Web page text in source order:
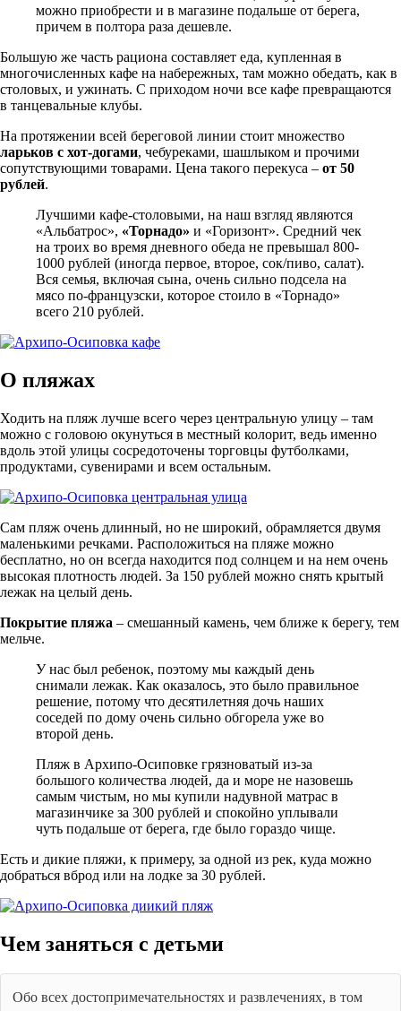
можно приобрести и в магазине подальше от берега,
причем в полтора раза дешевле.
Большую же часть рациона составляет еда, купленная в
многочисленных кафе на набережных, там можно обедать, как в
столовых, и ужинать. С приходом ночи все кафе превращаются
в танцевальные клубы.
На протяжении всей береговой линии стоит множество
ларьков с хот-догами, чебуреками, шашлыком и прочими
сопутствующими товарами. Цена такого перекуса – от 50
рублей.
Лучшими кафе-столовыми, на наш взгляд являются
«Альбатрос», «Торнадо» и «Горизонт». Средний чек
на троих во время дневного обеда не превышал 800-
1000 рублей (иногда первое, второе, сок/пиво, салат).
Вся семья, включая сына, очень сильно подсела на
мясо по-французски, которое стоило в «Торнадо»
всего 210 рублей.
О пляжах
Ходить на пляж лучше всего через центральную улицу – там
можно с головою окунуться в местный колорит, ведь именно
вдоль этой улицы сосредоточены торговцы футболками,
продуктами, сувенирами и всем остальным.
Сам пляж очень длинный, но не широкий, обрамляется двумя
маленькими речками. Расположиться на пляже можно
бесплатно, но он всегда находится под солнцем и на нем очень
высокая плотность людей. За 150 рублей можно снять крытый
лежак на целый день.
Покрытие пляжа – смешанный камень, чем ближе к берегу, тем
мельче.
У нас был ребенок, поэтому мы каждый день
снимали лежак. Как оказалось, это было правильное
решение, потому что десятилетняя дочь наших
соседей по дому очень сильно обгорела уже во
второй день.
Пляж в Архипо-Осиповке грязноватый из-за
большого количества людей, да и море не назовешь
самым чистым, но мы купили надувной матрас в
магазинчике за 300 рублей и спокойно уплывали
чуть подальше от берега, где было гораздо чище.
Есть и дикие пляжи, к примеру, за одной из рек, куда можно
добраться вброд или на лодке за 30 рублей.
Чем заняться с детьми
Обо всех достопримечательностях и развлечениях, в том